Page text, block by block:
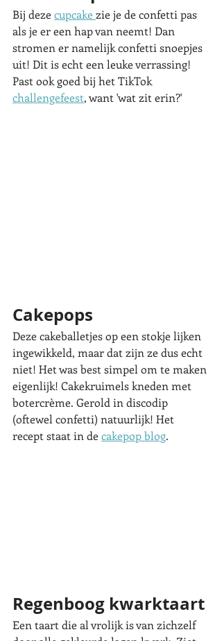
Bij deze cupcake zie je de confetti pas
als je er een hap van neemt! Dan
stromen er namelijk confetti snoepjes
uit! Dit is echt een leuke verrassing!
Past ook goed bij het TikTok
challengefeest, want 'wat zit erin?'
Cakepops
Deze cakeballetjes op een stokje lijken
ingewikkeld, maar dat zijn ze dus echt
niet! Het was best simpel om te maken
eigenlijk! Cakekruimels kneden met
botercrème. Gerold in discodip
(oftewel confetti) natuurlijk! Het
recept staat in de cakepop blog.
Regenboog kwarktaart
Een taart die al vrolijk is van zichzelf